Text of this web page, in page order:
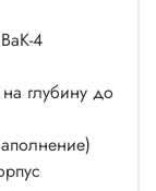
4
глубину до